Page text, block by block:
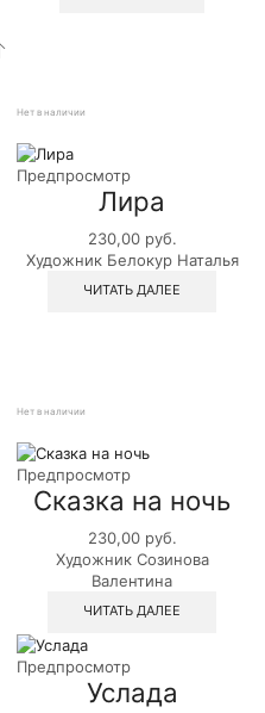
Нет в наличии
Предпросмотр
Лира
230,00 руб.
Художник Белокур Наталья
ЧИТАТЬ ДАЛЕЕ
Нет в наличии
Предпросмотр
Сказка на ночь
230,00 руб.
Художник Созинова
Валентина
ЧИТАТЬ ДАЛЕЕ
Предпросмотр
Услада